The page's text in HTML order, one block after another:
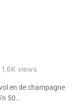
1,6K views
en de champagne
50…